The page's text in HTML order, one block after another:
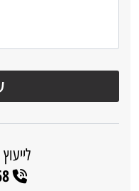
077-9973868